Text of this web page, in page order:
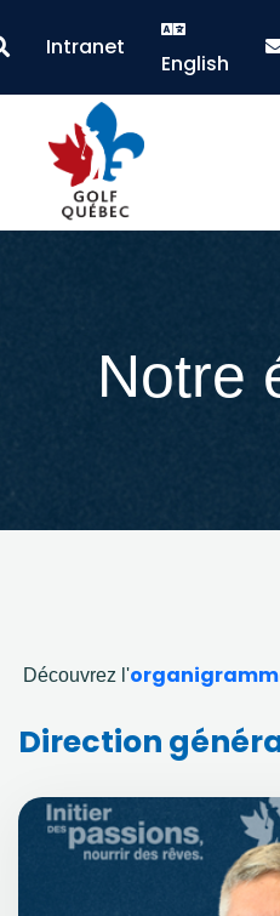
Intranet
English
Notre
Découvrez l'
Direction